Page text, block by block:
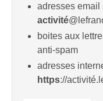
adresses email
activité
boites aux
anti-spam
adresses
https://